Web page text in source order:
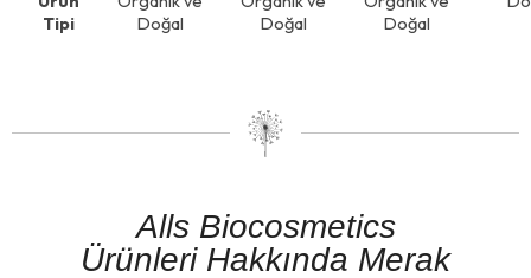
Tipi
Doğal
Doğal
Doğal
Alls Biocosmetics
Ürünleri Hakkında Merak